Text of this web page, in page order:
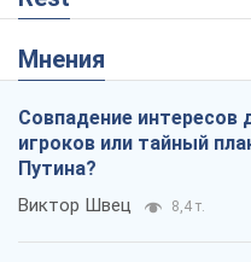
Мнения
Совпадение интересов
игроков или тайный
Путина?
Виктор Швец 8,4 т.